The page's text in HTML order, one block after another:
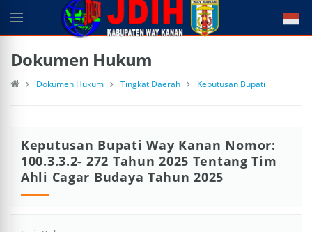
Dokumen Hukum
Dokumen Hukum Tingkat Daerah Keputusan Bupati
Keputusan Bupati Way Kanan Nomor:
100.3.3.2- 272 Tahun 2025 Tentang Tim
Ahli Cagar Budaya Tahun 2025